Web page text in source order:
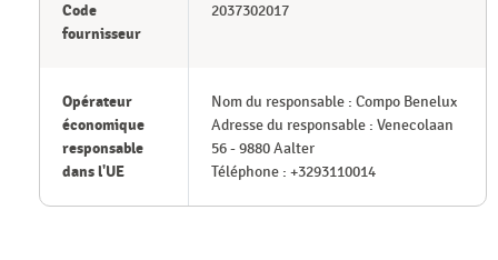
Code
fournisseur
2037302017
Opérateur
économique
responsable
dans l'UE
Nom du responsable : Compo Benelux
Adresse du responsable : Venecolaan
56 - 9880 Aalter
Téléphone : +3293110014